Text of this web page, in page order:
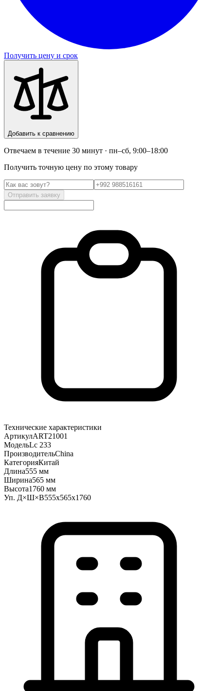
Получить цену и срок
Добавить к сравнению
Отвечаем в течение 30 минут · пн–сб, 9:00–18:00
Получить точную цену по этому товару
Отправить заявку
Технические характеристики
АртикулART21001
МодельLc 233
ПроизводительChina
КатегорияКитай
Длина555 мм
Ширина565 мм
Высота1760 мм
Уп. Д×Ш×В555x565x1760